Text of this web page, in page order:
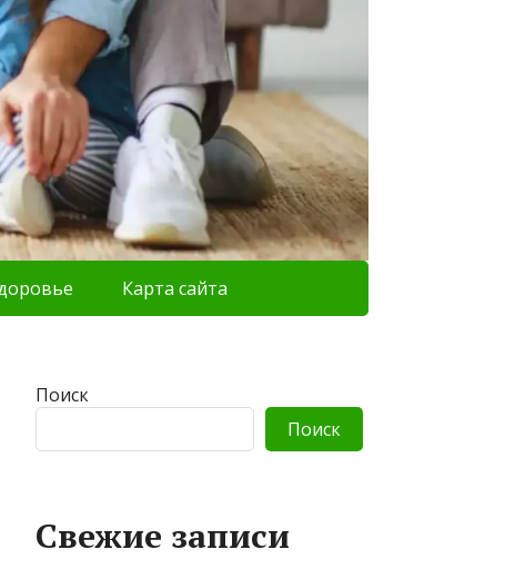
Карта сайта
Поиск
Поиск
Свежие записи